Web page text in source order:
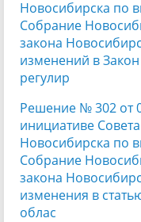
Новосибирска по
Собрание
закона
изменений в
регулир
Решение № 302 от
инициативе
Новосибирска по
Собрание
закона
изменения в
облас